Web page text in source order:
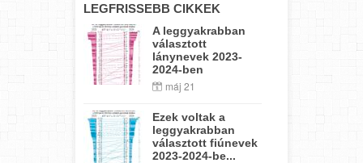
LEGFRISSEBB CIKKEK
A leggyakrabban
választott
lánynevek 2023-
2024-ben
máj 21
Ezek voltak a
leggyakrabban
választott fiúnevek
2023-2024-be...